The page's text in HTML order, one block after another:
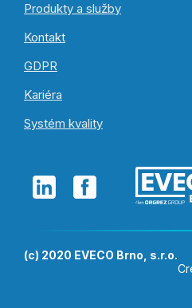
Produkty a služby
Kontakt
GDPR
Kariéra
Systém kvality
(c) 2020 EVECO Brno, s.r.o.